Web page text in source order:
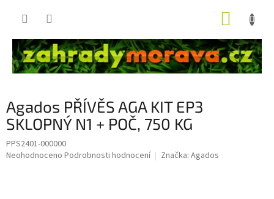
Agados PŘÍVĚS AGA KIT EP3
SKLOPNÝ N1 + POČ, 750 KG
PPS2401-000000
Průměrné
Neohodnoceno Podrobnosti hodnocení Značka: Agados